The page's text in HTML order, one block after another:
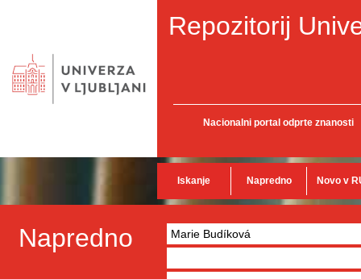
Repozitorij
Nacionalni portal odprte znanosti
Iskanje Napredno Novo v
Napredno